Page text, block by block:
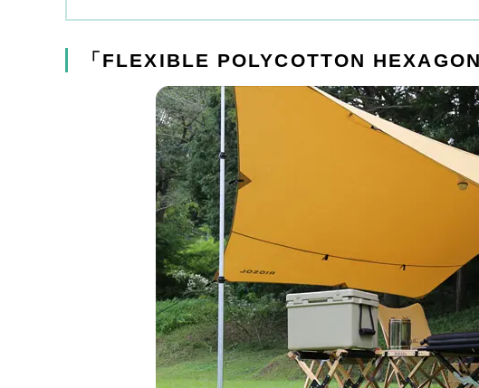
「FLEXIBLE POLYCOTTON